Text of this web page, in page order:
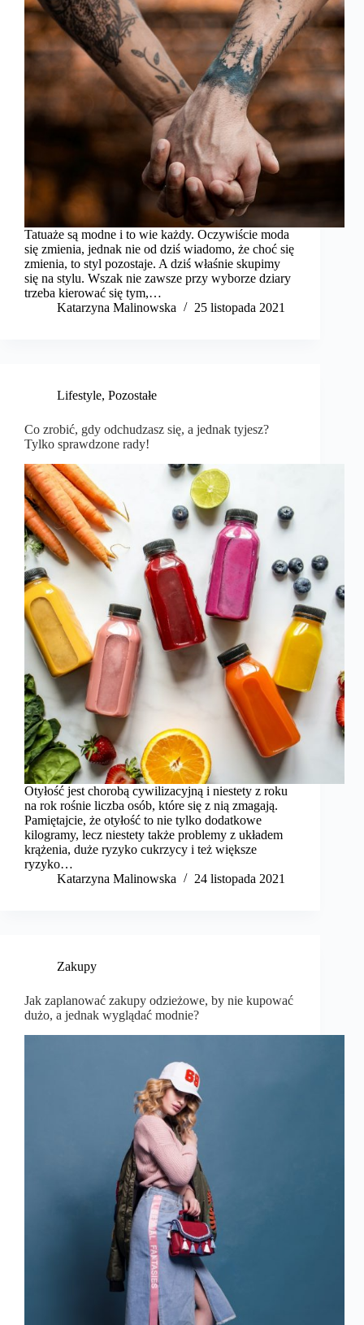
Tatuaże są modne i to wie każdy. Oczywiście moda
się zmienia, jednak nie od dziś wiadomo, że choć się
zmienia, to styl pozostaje. A dziś właśnie skupimy
się na stylu. Wszak nie zawsze przy wyborze dziary
trzeba kierować się tym,…
Katarzyna Malinowska
25 listopada 2021
Lifestyle, Pozostałe
Co zrobić, gdy odchudzasz się, a jednak tyjesz?
Tylko sprawdzone rady!
Otyłość jest chorobą cywilizacyjną i niestety z roku
na rok rośnie liczba osób, które się z nią zmagają.
Pamiętajcie, że otyłość to nie tylko dodatkowe
kilogramy, lecz niestety także problemy z układem
krążenia, duże ryzyko cukrzycy i też większe
ryzyko…
Katarzyna Malinowska
24 listopada 2021
Zakupy
Jak zaplanować zakupy odzieżowe, by nie kupować
dużo, a jednak wyglądać modnie?